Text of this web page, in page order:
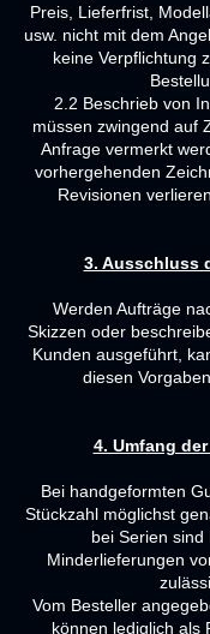
Preis, Lieferfrist,
usw. nicht mit dem
keine Verpflichtung
2.2 Beschrieb von
müssen zwingend auf
Anfrage vermerkt
vorhergehenden
Revisionen
3. Ausschluss
Werden Aufträge
Skizzen oder
Kunden ausgeführt,
diesen
4. Umfang
Bei handgeformten
Stückzahl möglichst
bei Serien
Minderlieferungen
Vom Besteller
können lediglich als